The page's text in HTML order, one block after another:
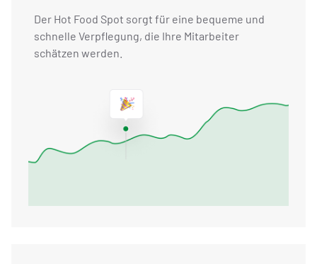
Der Hot Food Spot sorgt für eine bequeme und
schnelle Verpflegung, die Ihre Mitarbeiter
schätzen werden.